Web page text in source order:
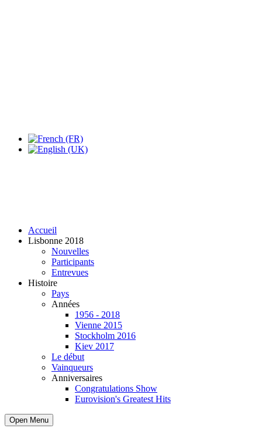
Accueil
Lisbonne 2018
Nouvelles
Participants
Entrevues
Histoire
Pays
Années
1956 - 2018
Vienne 2015
Stockholm 2016
Kiev 2017
Le début
Vainqueurs
Anniversaires
Congratulations Show
Eurovision's Greatest Hits
Open Menu